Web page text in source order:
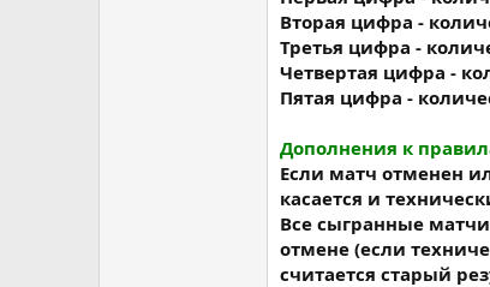
Вторая цифра -
Третья цифра -
Четвертая цифра -
Пятая цифра -
Дополнения к
Если матч отменен
касается и
Все сыгранные
отмене (если
считается старый